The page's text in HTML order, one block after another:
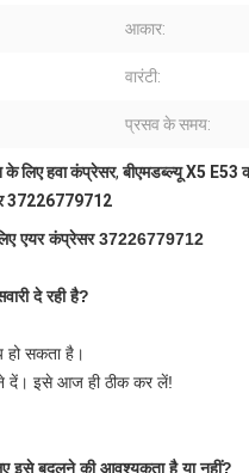
आकार:
वारंटी:
प्रसव के समय:
लिए हवा कंप्रेसर,बीएमडब्ल्यू X5 E53
37226779712
एयर कंप्रेसर 37226779712
दे रही है?
सकता है।
दें। इसे आज ही ठीक कर लें!
इसे बदलने की आवश्यकता है या नहीं?